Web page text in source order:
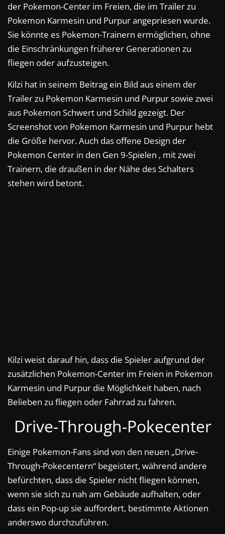
der Pokemon-Center im Freien, die im Trailer zu
Pokemon Karmesin und Purpur angepriesen wurde.
Sie könnte es Pokemon-Trainern ermöglichen, ohne
die Einschränkungen früherer Generationen zu
fliegen oder aufzusteigen.
Kilzi hat in seinem Beitrag ein Bild aus einem der
Trailer zu Pokemon Karmesin und Purpur sowie zwei
aus Pokemon Schwert und Schild gezeigt. Der
Screenshot von Pokemon Karmesin und Purpur hebt
die Größe hervor. Auch das offene Design der
Pokemon Center in den Gen 9-Spielen , mit zwei
Trainern, die draußen in der Nähe des Schalters
stehen wird betont.
Kilzi weist darauf hin, dass die Spieler aufgrund der
zusätzlichen Pokemon-Center im Freien in Pokemon
Karmesin und Purpur die Möglichkeit haben, nach
Belieben zu fliegen oder Fahrrad zu fahren.
Drive-Through-Pokecenter
Einige Pokemon-Fans sind von den neuen „Drive-
Through-Pokecentern“ begeistert, während andere
befürchten, dass die Spieler nicht fliegen können,
wenn sie sich zu nah am Gebäude aufhalten, oder
dass ein Pop-up sie auffordert, bestimmte Aktionen
anderswo durchzuführen.